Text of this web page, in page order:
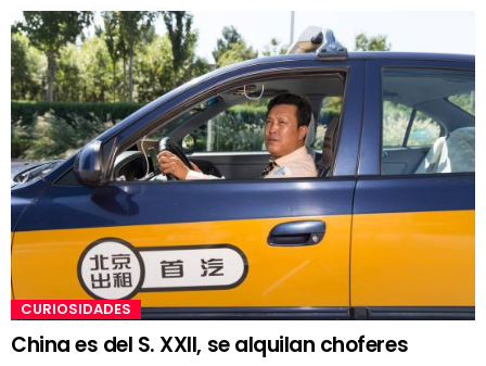
CURIOSIDADES
China es del S. XXII, se alquilan choferes